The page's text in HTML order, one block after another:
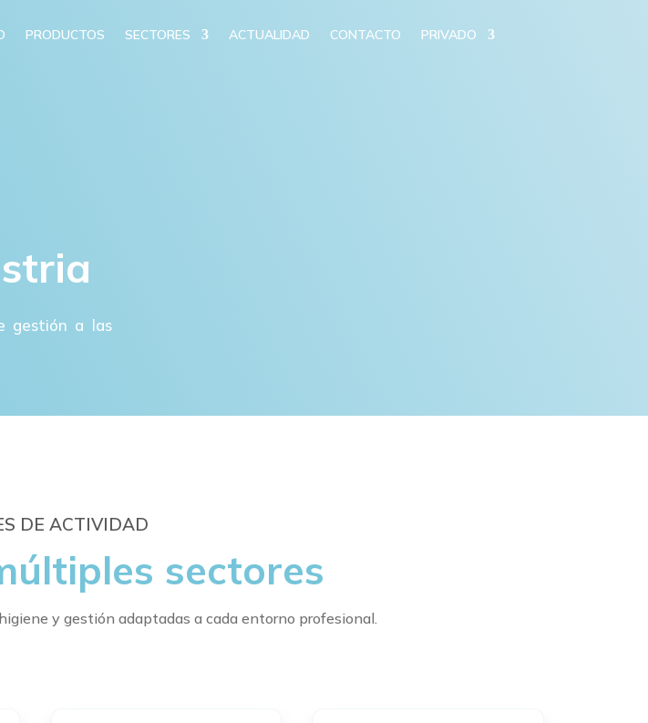
PRODUCTOS SECTORES ACTUALIDAD CONTACTO PRIVADO
gestión a las
DE ACTIVIDAD
sectores
y gestión adaptadas a cada entorno profesional.